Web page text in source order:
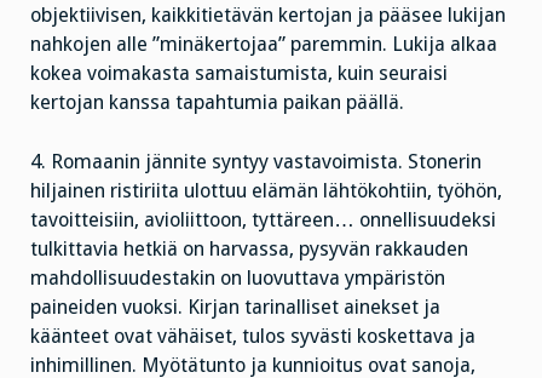
objektiivisen, kaikkitietävän kertojan ja pääsee lukijan
nahkojen alle ”minäkertojaa” paremmin. Lukija alkaa
kokea voimakasta samaistumista, kuin seuraisi
kertojan kanssa tapahtumia paikan päällä.
4. Romaanin jännite syntyy vastavoimista. Stonerin
hiljainen ristiriita ulottuu elämän lähtökohtiin, työhön,
tavoitteisiin, avioliittoon, tyttäreen… onnellisuudeksi
tulkittavia hetkiä on harvassa, pysyvän rakkauden
mahdollisuudestakin on luovuttava ympäristön
paineiden vuoksi. Kirjan tarinalliset ainekset ja
käänteet ovat vähäiset, tulos syvästi koskettava ja
inhimillinen. Myötätunto ja kunnioitus ovat sanoja,